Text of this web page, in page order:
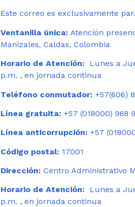
Este correo es exclusivamente
Ventanilla única: Atención
Manizales, Caldas, Colombia
Horario de Atención:
Lunes a
p.m. , en jornada continua
Teléfono conmutador: +57(606)
Línea gratuita: +57 (018000) 968
Línea anticorrupción: +57
Código postal: 17001
Dirección: Centro Administrativo
Horario de Atención: Lunes a
p.m. , en jornada continua